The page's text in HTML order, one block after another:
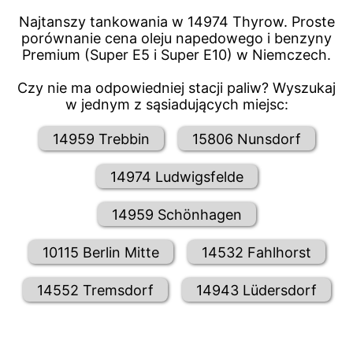
Najtanszy tankowania w 14974 Thyrow. Proste
porównanie cena oleju napedowego i benzyny
Premium (Super E5 i Super E10) w Niemczech.
Czy nie ma odpowiedniej stacji paliw? Wyszukaj
w jednym z sąsiadujących miejsc:
14959 Trebbin 15806 Nunsdorf
14974 Ludwigsfelde
14959 Schönhagen
10115 Berlin Mitte 14532 Fahlhorst
14552 Tremsdorf 14943 Lüdersdorf